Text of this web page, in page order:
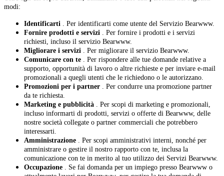
modi:
Identificarti . Per identificarti come utente del Servizio Bearwww.
Fornire prodotti e servizi . Per fornire i prodotti e i servizi
richiesti, incluso il servizio Bearwww.
Migliorare i servizi . Per migliorare il servizio Bearwww.
Comunicare con te . Per rispondere alle tue domande relative a
supporto, opportunità di lavoro o altre richieste e per inviare e-mail
promozionali a quegli utenti che le richiedono o le autorizzano.
Promozioni per i partner . Per condurre una promozione partner
da te richiesta.
Marketing e pubblicità . Per scopi di marketing e promozionali,
incluso informarti di prodotti, servizi o offerte di Bearwww, delle
nostre società collegate o partner commerciali che potrebbero
interessarti.
Amministrazione . Per scopi amministrativi interni, nonché per
amministrare o gestire il nostro rapporto con te, inclusa la
comunicazione con te in merito al tuo utilizzo dei Servizi Bearwww.
Occupazione . Se fai domanda per un impiego presso Bearwww o